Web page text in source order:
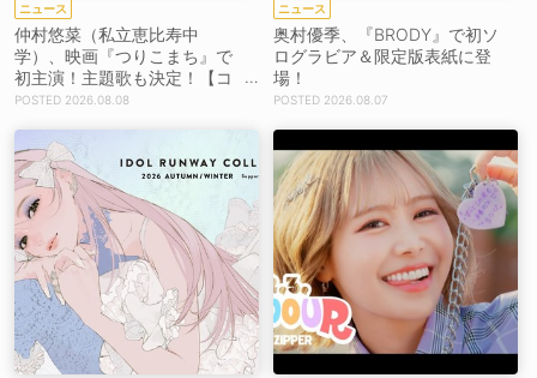
ニュース
仲村悠菜（私立恵比寿中
学）、映画『つりこまち』で
初主演！主題歌も決定！【コ
メントあり】
2026.08.08
ニュース
奥村優季、『BRODY』で初ソ
ログラビア＆限定版表紙に登
場！
2026.08.07